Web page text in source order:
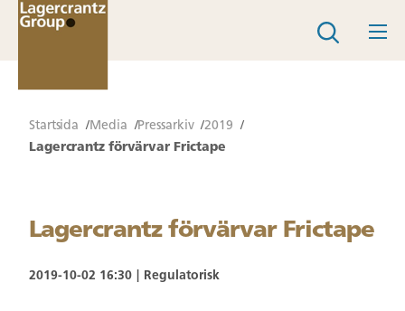
Startsida Media Pressarkiv
2019
Lagercrantz förvärvar Frictape
Lagercrantz förvärvar Frictape
2019-10-02 16:30 Regulatorisk